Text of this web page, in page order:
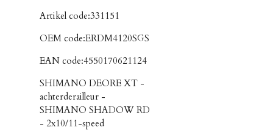
Artikel code:331151
OEM code:ERDM4120SGS
EAN code:4550170621124
SHIMANO DEORE XT -
achterderailleur -
SHIMANO SHADOW RD
- 2x10/11-speed